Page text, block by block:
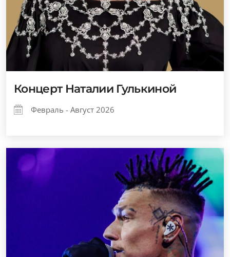
Концерт Наталии Гулькиной
Февраль - Август 2026